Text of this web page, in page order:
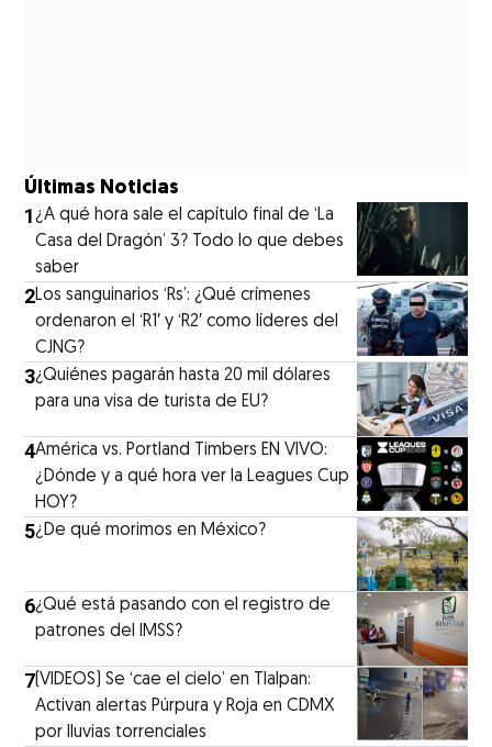
Últimas Noticias
1¿A qué hora sale el capítulo final de ‘La
Casa del Dragón’ 3? Todo lo que debes
saber
2Los sanguinarios ‘Rs’: ¿Qué crímenes
ordenaron el ‘R1′ y ‘R2′ como líderes del
CJNG?
3¿Quiénes pagarán hasta 20 mil dólares
para una visa de turista de EU?
4América vs. Portland Timbers EN VIVO:
¿Dónde y a qué hora ver la Leagues Cup
HOY?
5¿De qué morimos en México?
6¿Qué está pasando con el registro de
patrones del IMSS?
7 (VIDEOS) Se ‘cae el cielo’ en Tlalpan:
Activan alertas Púrpura y Roja en CDMX
por lluvias torrenciales